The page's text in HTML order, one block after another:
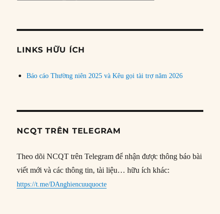
đề
LINKS HỮU ÍCH
Báo cáo Thường niên 2025 và Kêu gọi tài trợ năm 2026
NCQT TRÊN TELEGRAM
Theo dõi NCQT trên Telegram để nhận được thông báo bài
viết mới và các thông tin, tài liệu… hữu ích khác:
https://t.me/DAnghiencuuquocte